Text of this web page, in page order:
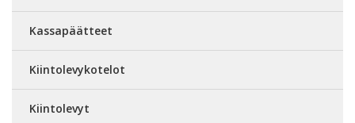
Kassapäätteet
Kiintolevykotelot
Kiintolevyt